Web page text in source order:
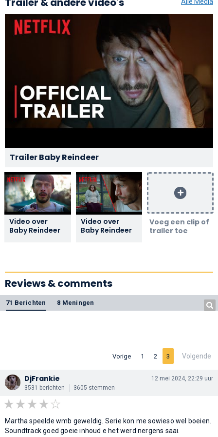
Trailer Baby Reindeer
Video over
Baby Reindeer
Video over
Baby Reindeer
Voeg een clip of
trailer toe
Reviews & comments
71 Berichten 8 Meningen
Vorige 1 2 3 Volgende
DjFrankie
3531 berichten 3605 stemmen
12 mei 2024, 22:29 uur
Martha speelde wmb geweldig. Serie kon me sowieso wel boeien.
Soundtrack goed goeie inhoud e het werd nergens saai.